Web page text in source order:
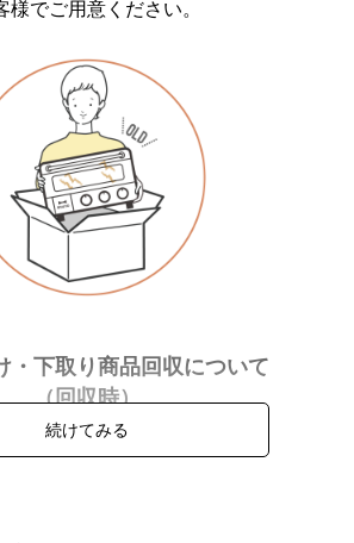
様でご用意ください。
・下取り商品回収について
（回収時）